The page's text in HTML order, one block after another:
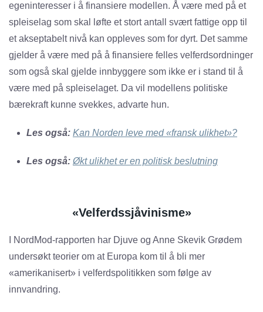
egeninteresser i å finansiere modellen. Å være med på et
spleiselag som skal løfte et stort antall svært fattige opp til
et akseptabelt nivå kan oppleves som for dyrt. Det samme
gjelder å være med på å finansiere felles velferdsordninger
som også skal gjelde innbyggere som ikke er i stand til å
være med på spleiselaget. Da vil modellens politiske
bærekraft kunne svekkes, advarte hun.
Les også: Kan Norden leve med «fransk ulikhet»?
Les også: Økt ulikhet er en politisk beslutning
«Velferdssjåvinisme»
I NordMod-rapporten har Djuve og Anne Skevik Grødem
undersøkt teorier om at Europa kom til å bli mer
«amerikanisert» i velferdspolitikken som følge av
innvandring.